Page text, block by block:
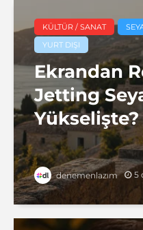
KÜLTÜR / SANAT
YURT DIŞI
Ekrandan
Jetting
Yükselişte?
denemenlazım 5